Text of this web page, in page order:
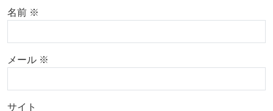
名前 ※
メール ※
サイト